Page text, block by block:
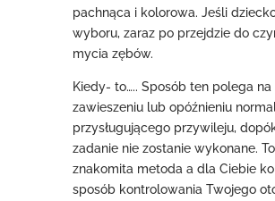
pachnąca i kolorowa. Jeśli
wyboru, zaraz po przejdzie do
mycia zębów.
Kiedy- to….. Sposób ten polega na
zawieszeniu lub opóźnieniu
przysługującego przywileju,
zadanie nie zostanie wykonane. To
znakomita metoda a dla Ciebie
sposób kontrolowania Twojego